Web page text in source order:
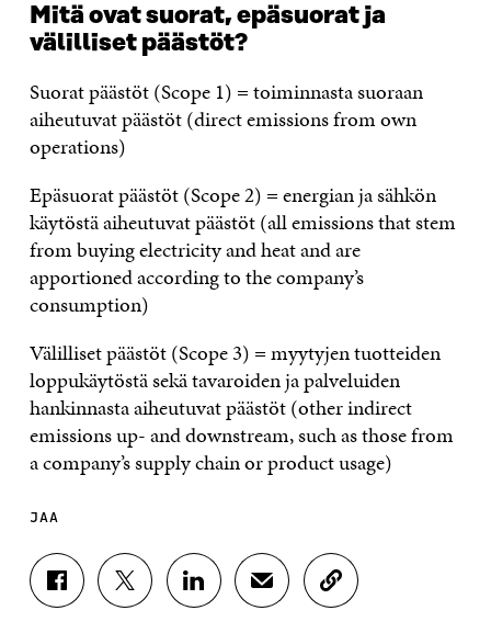
Mitä ovat suorat, epäsuorat ja
välilliset päästöt?
Suorat päästöt (Scope 1) = toiminnasta suoraan
aiheutuvat päästöt (direct emissions from own
operations)
Epäsuorat päästöt (Scope 2) = energian ja sähkön
käytöstä aiheutuvat päästöt (all emissions that stem
from buying electricity and heat and are
apportioned according to the company’s
consumption)
Välilliset päästöt (Scope 3) = myytyjen tuotteiden
loppukäytöstä sekä tavaroiden ja palveluiden
hankinnasta aiheutuvat päästöt (other indirect
emissions up- and downstream, such as those from
a company’s supply chain or product usage)
JAA
J
A
J
A
J
A
J
A
K
O